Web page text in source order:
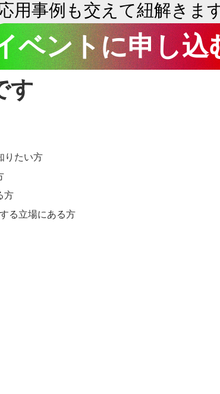
事例も交えて紐解きます
ベントに申し込
す
りたい方
方
る立場にある方